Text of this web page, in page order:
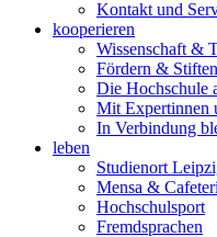
Kontakt und
kooperieren
Wissenschaft &
Fördern & Stiften
Die Hochschule
Mit Expertinnen
In Verbindung
leben
Studienort
Mensa &
Hochschulsport
Fremdsprachen